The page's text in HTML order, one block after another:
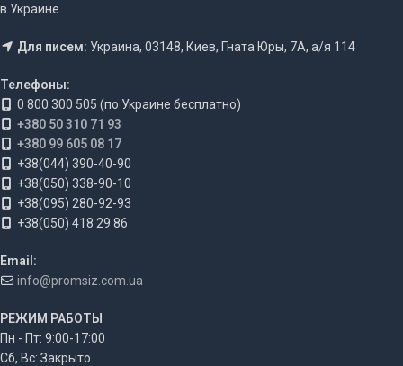
в Украине.
Для писем: Украина, 03148, Киев, Гната Юры, 7А, а/я 114
Телефоны:
0 800 300 505 (по Украине бесплатно)
+380 50 310 71 93
+380 99 605 08 17
+38(044) 390-40-90
+38(050) 338-90-10
+38(095) 280-92-93
+38(050) 418 29 86
Email:
info@promsiz.com.ua
РЕЖИМ РАБОТЫ
Пн - Пт: 9:00-17:00
Сб, Вс: Закрыто